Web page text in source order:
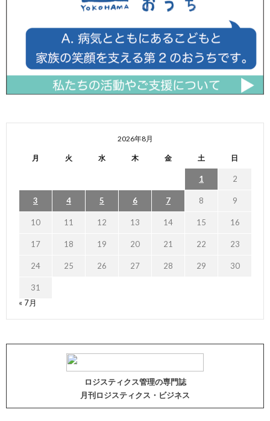
2026年8月
月 火 水 木 金 土 日
1 2
3 4 5 6 7 8 9
10 11 12 13 14 15 16
17 18 19 20 21 22 23
24 25 26 27 28 29 30
31
« 7月
ロジスティクス管理の専門誌
月刊ロジスティクス・ビジネス